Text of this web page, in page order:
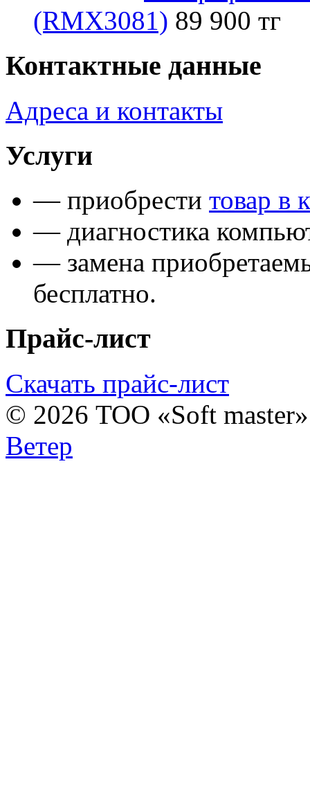
(RMX3081) 89 900 тг
Контактные данные
Адреса и контакты
Услуги
— приобрести товар в
— диагностика
— замена
бесплатно.
Прайс-лист
Скачать прайс-лист
© 2026 ТОО «Soft
Ветер